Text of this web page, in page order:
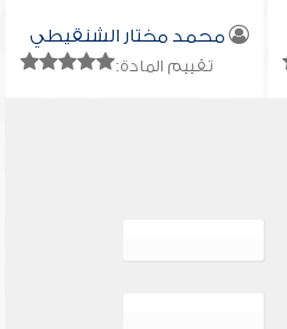
محمد مختار الشنقيطي
تقييم المادة: